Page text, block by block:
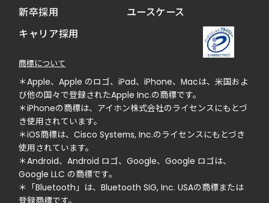
新卒採用
キャリア採用
ユースケース
商標について
＊Apple、Apple のロゴ、iPad、iPhone、Macは、米国およ
び他の国々で登録されたApple Inc.の商標です。
＊iPhoneの商標は、アイホン株式会社のライセンスにもとづ
き使用されています。
＊iOS商標は、Cisco Systems, Inc.のライセンスにもとづき
使用されています。
＊Android、Android ロゴ、Google、Google ロゴは、
Google LLC の商標です。
＊「Bluetooth」は、Bluetooth SIG, Inc. USAの商標または